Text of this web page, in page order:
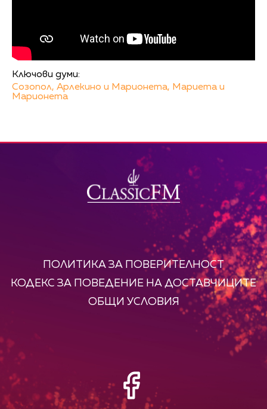
Ключови думи:
Созопол, Арлекино и Марионета, Мариета и
Марионета
ПОЛИТИКА ЗА ПОВЕРИТЕЛНОСТ
КОДЕКС ЗА ПОВЕДЕНИЕ НА ДОСТАВЧИЦИТЕ
ОБЩИ УСЛОВИЯ